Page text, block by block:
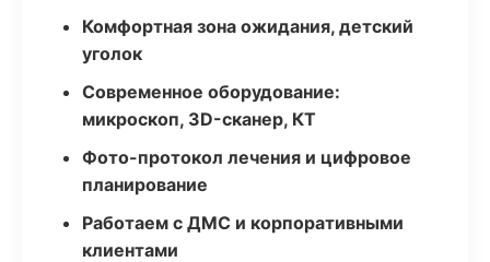
Комфортная зона ожидания, детский
уголок
Современное оборудование:
микроскоп, 3D-сканер, КТ
Фото-протокол лечения и цифровое
планирование
Работаем с ДМС и корпоративными
клиентами